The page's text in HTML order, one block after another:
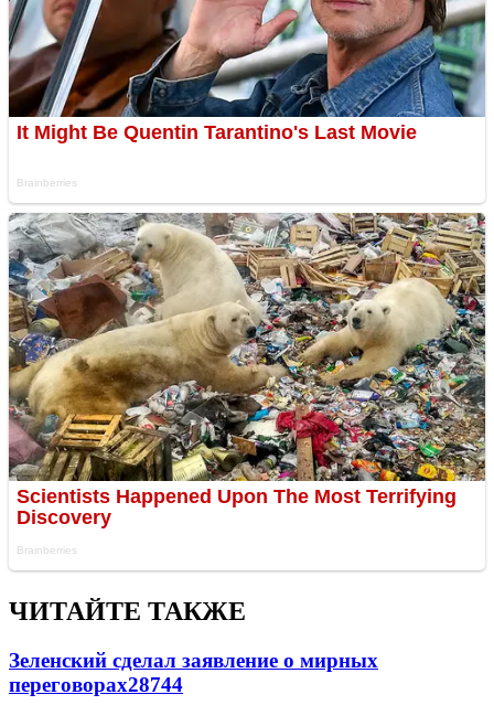
ЧИТАЙТЕ ТАКЖЕ
Зеленский сделал заявление о мирных
переговорах28744